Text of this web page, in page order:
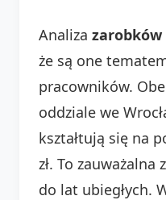
Analiza
że są one
pracowników.
oddziale we
kształtują się na
zł. To
do lat ubiegłych.